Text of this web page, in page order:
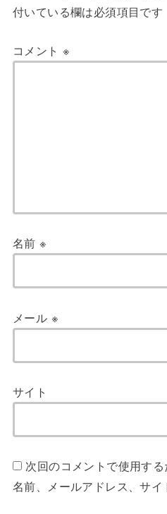
付いている欄は必須項目です
コメント ※
名前※
メール ※
サイト
次回のコメントで使用す
名前、メールアドレス、サイ